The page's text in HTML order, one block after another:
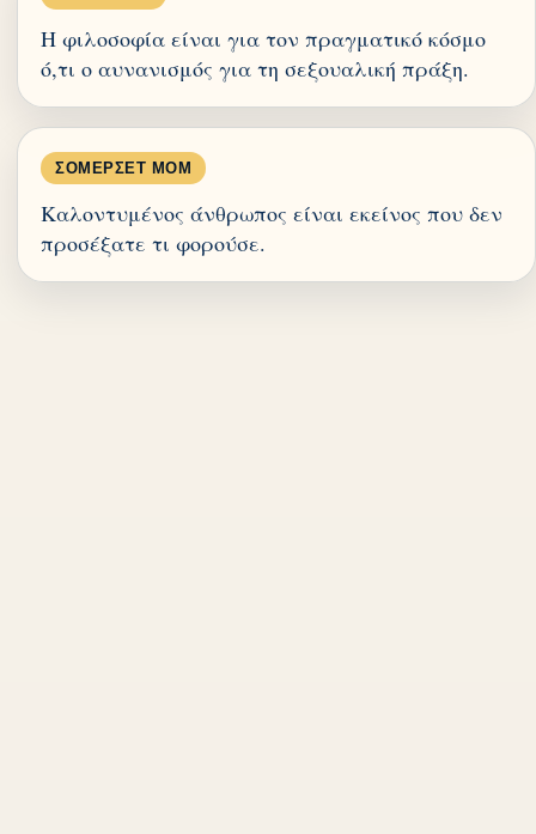
Η φιλοσοφία είναι για τον πραγματικό κόσμο
ό,τι ο αυνανισμός για τη σεξουαλική πράξη.
ΣΌΜΕΡΣΕΤ ΜΟΜ
Καλοντυμένος άνθρωπος είναι εκείνος που δεν
προσέξατε τι φορούσε.